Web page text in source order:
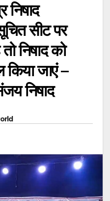
निषाद
सीट पर
निषाद को
जाएं –
निषाद